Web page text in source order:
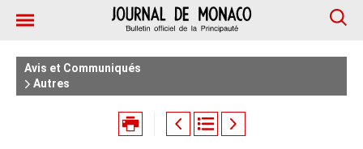
Avis et Communiqués
Autres